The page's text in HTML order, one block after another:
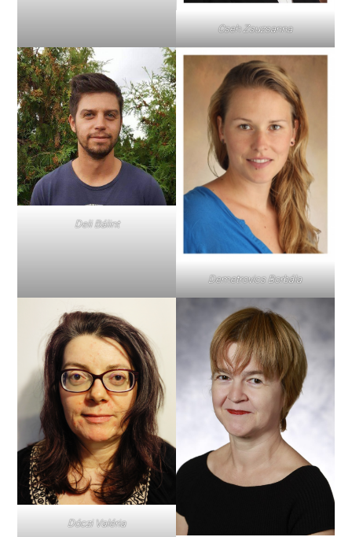
Cseh Zsuzsanna
Deli Bálint
Demetrovics Borbála
Dóczi Valéria